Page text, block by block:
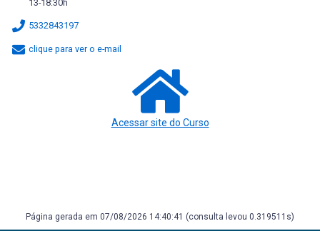
13-18:30h
5332843197
clique para ver o e-mail
Acessar site do Curso
Página gerada em 07/08/2026 14:40:41 (consulta levou 0.319511s)